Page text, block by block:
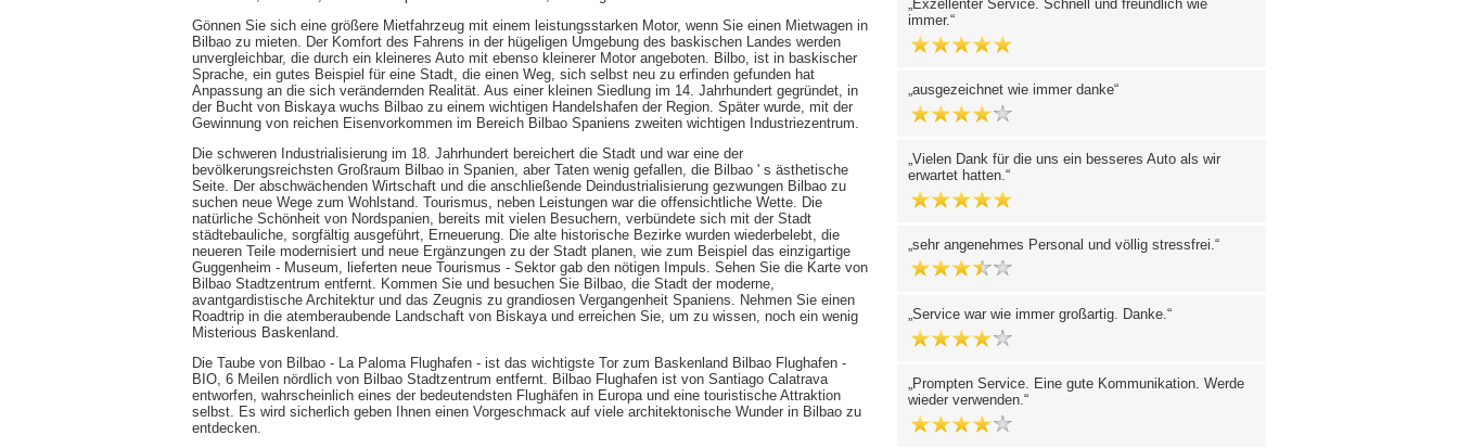
Gönnen Sie sich eine größere Mietfahrzeug mit einem leistungsstarken Motor, wenn Sie einen Mietwagen in
Bilbao zu mieten. Der Komfort des Fahrens in der hügeligen Umgebung des baskischen Landes werden
unvergleichbar, die durch ein kleineres Auto mit ebenso kleinerer Motor angeboten. Bilbo, ist in baskischer
Sprache, ein gutes Beispiel für eine Stadt, die einen Weg, sich selbst neu zu erfinden gefunden hat
Anpassung an die sich verändernden Realität. Aus einer kleinen Siedlung im 14. Jahrhundert gegründet, in
der Bucht von Biskaya wuchs Bilbao zu einem wichtigen Handelshafen der Region. Später wurde, mit der
Gewinnung von reichen Eisenvorkommen im Bereich Bilbao Spaniens zweiten wichtigen Industriezentrum.
Die schweren Industrialisierung im 18. Jahrhundert bereichert die Stadt und war eine der
bevölkerungsreichsten Großraum Bilbao in Spanien, aber Taten wenig gefallen, die Bilbao ' s ästhetische
Seite. Der abschwächenden Wirtschaft und die anschließende Deindustrialisierung gezwungen Bilbao zu
suchen neue Wege zum Wohlstand. Tourismus, neben Leistungen war die offensichtliche Wette. Die
natürliche Schönheit von Nordspanien, bereits mit vielen Besuchern, verbündete sich mit der Stadt
städtebauliche, sorgfältig ausgeführt, Erneuerung. Die alte historische Bezirke wurden wiederbelebt, die
neueren Teile modernisiert und neue Ergänzungen zu der Stadt planen, wie zum Beispiel das einzigartige
Guggenheim - Museum, lieferten neue Tourismus - Sektor gab den nötigen Impuls. Sehen Sie die Karte von
Bilbao Stadtzentrum entfernt. Kommen Sie und besuchen Sie Bilbao, die Stadt der moderne,
avantgardistische Architektur und das Zeugnis zu grandiosen Vergangenheit Spaniens. Nehmen Sie einen
Roadtrip in die atemberaubende Landschaft von Biskaya und erreichen Sie, um zu wissen, noch ein wenig
Misterious Baskenland.
Die Taube von Bilbao - La Paloma Flughafen - ist das wichtigste Tor zum Baskenland Bilbao Flughafen -
BIO, 6 Meilen nördlich von Bilbao Stadtzentrum entfernt. Bilbao Flughafen ist von Santiago Calatrava
entworfen, wahrscheinlich eines der bedeutendsten Flughäfen in Europa und eine touristische Attraktion
selbst. Es wird sicherlich geben Ihnen einen Vorgeschmack auf viele architektonische Wunder in Bilbao zu
entdecken.
Exzellenter Service. Schnell und freundlich wie
immer.
ausgezeichnet wie immer danke
Vielen Dank für die uns ein besseres Auto als wir
erwartet hatten.
sehr angenehmes Personal und völlig stressfrei.
Service war wie immer großartig. Danke.
Prompten Service. Eine gute Kommunikation. Werde
wieder verwenden.